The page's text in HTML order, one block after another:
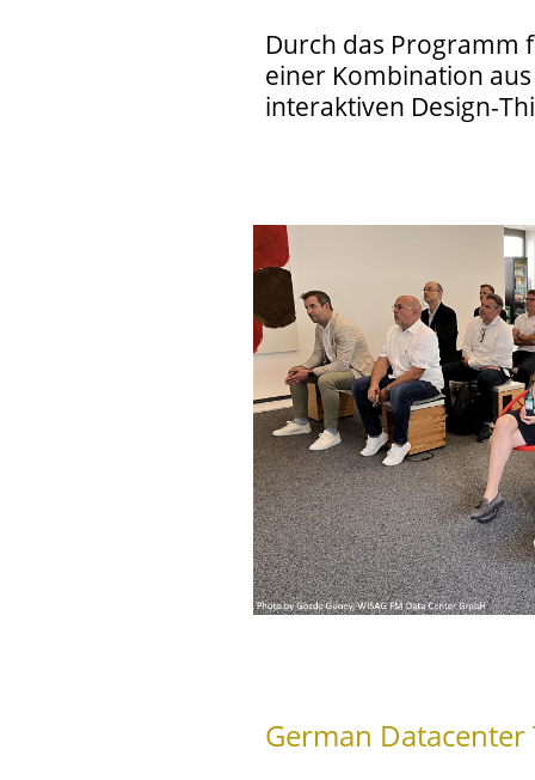
Durch das Programm
einer Kombination
interaktiven Design-
German